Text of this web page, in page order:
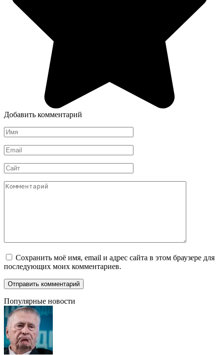
Добавить комментарий
Имя
*
Email
*
Сайт
Комментарий
Сохранить моё имя, email и адрес сайта в этом браузере для
последующих моих комментариев.
Популярные новости